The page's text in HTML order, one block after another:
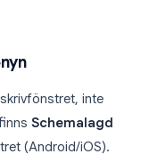
inte
Schemalagd
(Android/iOS).